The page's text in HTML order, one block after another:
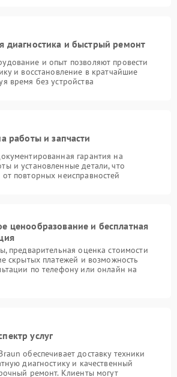
диагностика и быстрый ремонт
и опыт позволяют провести
и восстановление в кратчайшие
время без устройства
работы и запчасти
гарантия на
и установленные детали, что
повторных неисправностей
ценообразование и бесплатная
предварительная оценка стоимости
скрытых платежей и возможность
по телефону или онлайн на
услуг
обеспечивает доставку техники
диагностику и качественный
ремонт. Клиенты могут